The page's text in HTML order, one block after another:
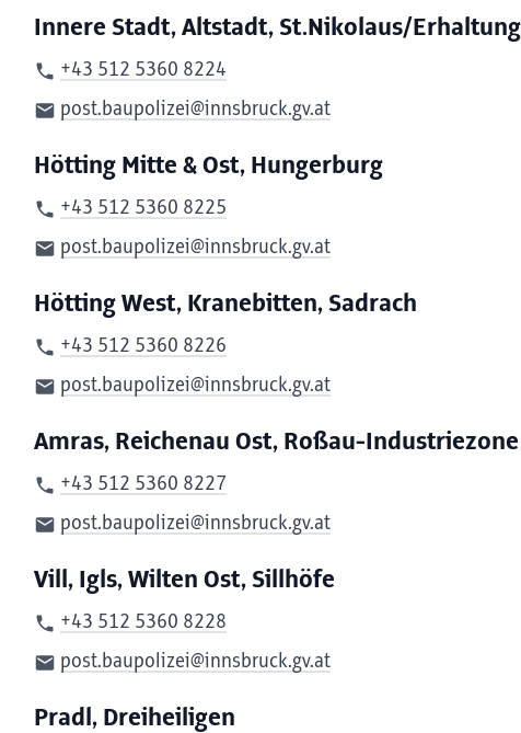
Innere Stadt, Altstadt, St.Nikolaus/
+43 512 5360 8224
post.baupolizei@innsbruck.gv.at
Hötting Mitte & Ost, Hungerburg
+43 512 5360 8225
post.baupolizei@innsbruck.gv.at
Hötting West, Kranebitten, Sadrach
+43 512 5360 8226
post.baupolizei@innsbruck.gv.at
Amras, Reichenau Ost, Roßau-Industriezone
+43 512 5360 8227
post.baupolizei@innsbruck.gv.at
Vill, Igls, Wilten Ost, Sillhöfe
+43 512 5360 8228
post.baupolizei@innsbruck.gv.at
Pradl, Dreiheiligen